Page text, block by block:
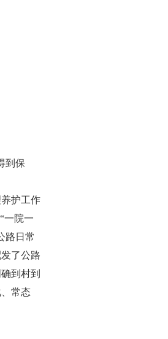
到保
护工作
一院一
路日常
了公路
到村到
常态